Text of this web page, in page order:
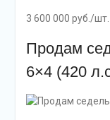
3 600 000 руб./шт.
Продам
6×4 (420